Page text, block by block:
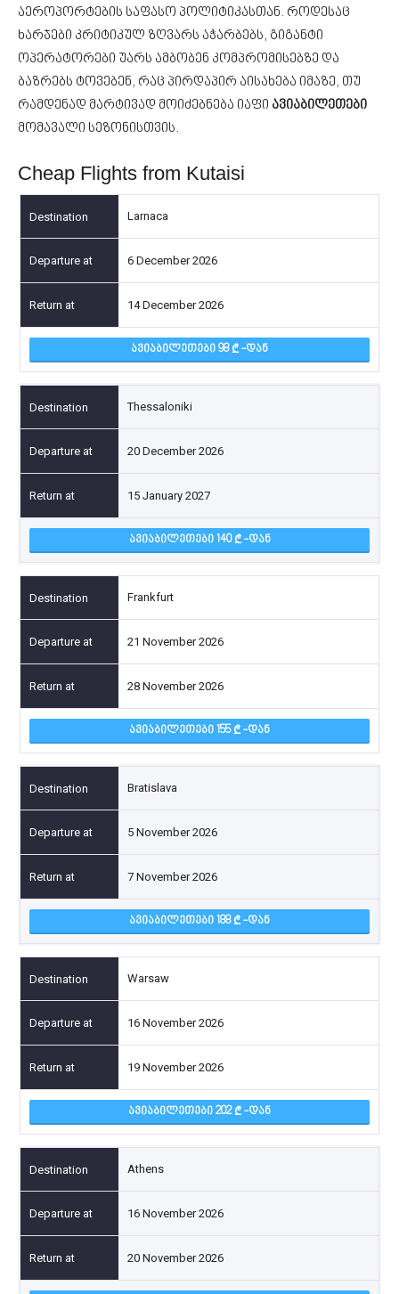
აეროპორტების საფასო პოლიტიკასთან. როდესაც
ხარჯები კრიტიკულ ზღვარს აჭარბებს, გიგანტი
ოპერატორები უარს ამბობენ კომპრომისებზე და
ბაზრებს ტოვებენ, რაც პირდაპირ აისახება იმაზე, თუ
რამდენად მარტივად მოიძებნება იაფი ავიაბილეთები
მომავალი სეზონისთვის.
Cheap Flights from Kutaisi
Larnaca
6 December 2026
14 December 2026
ᲐᲕᲘᲐᲑᲘᲚᲔᲗᲔᲑᲘ 98 -ᲓᲐᲜ
Thessaloniki
20 December 2026
15 January 2027
ᲐᲕᲘᲐᲑᲘᲚᲔᲗᲔᲑᲘ 140 -ᲓᲐᲜ
Frankfurt
21 November 2026
28 November 2026
ᲐᲕᲘᲐᲑᲘᲚᲔᲗᲔᲑᲘ 155 -ᲓᲐᲜ
Bratislava
5 November 2026
7 November 2026
ᲐᲕᲘᲐᲑᲘᲚᲔᲗᲔᲑᲘ 188 -ᲓᲐᲜ
Warsaw
16 November 2026
19 November 2026
ᲐᲕᲘᲐᲑᲘᲚᲔᲗᲔᲑᲘ 202 -ᲓᲐᲜ
Athens
16 November 2026
20 November 2026